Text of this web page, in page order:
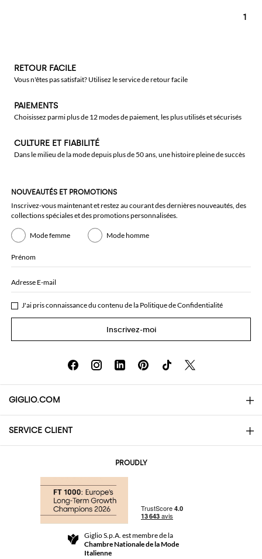
1
RETOUR FACILE
Vous n'êtes pas satisfait? Utilisez le service de retour facile
PAIEMENTS
Choisissez parmi plus de 12 modes de paiement, les plus utilisés et sécurisés
CULTURE ET FIABILITÉ
Dans le milieu de la mode depuis plus de 50 ans, une histoire pleine de succès
NOUVEAUTÉS ET PROMOTIONS
Inscrivez-vous maintenant et restez au courant des dernières nouveautés, des
collections spéciales et des promotions personnalisées.
Mode femme Mode homme
Prénom
Adresse E-mail
J'ai pris connaissance du contenu de la Politique de Confidentialité
Inscrivez-moi
GIGLIO.COM
About
Community Store
SERVICE CLIENT
Retours et Remboursements
Termes et conditions générales de vente
For a safe shopping experience
PROUDLY
Giglio S.p.A. est membre de la
Chambre Nationale de la Mode
Italienne